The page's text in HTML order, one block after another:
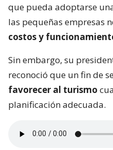
que pueda adoptarse
las pequeñas empresas
costos y
Sin embargo, su
reconoció que un fin de
favorecer al turismo
planificación adecuada.